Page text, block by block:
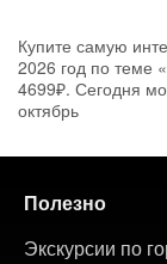
Купите самую
2026 год по теме
4699₽. Сегодня
октябрь
Полезно
Экскурсии по